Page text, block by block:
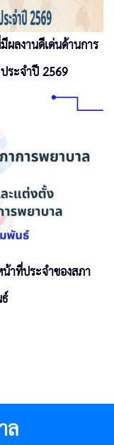
ลงานดีเด่นด้านการ
ระจำปี 2569
าที่ประจำของสภา
ล